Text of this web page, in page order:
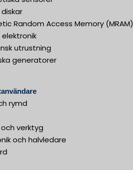
Random Access Memory (MRAM)
utrustning
generatorer
rymd
och verktyg
och halvledare